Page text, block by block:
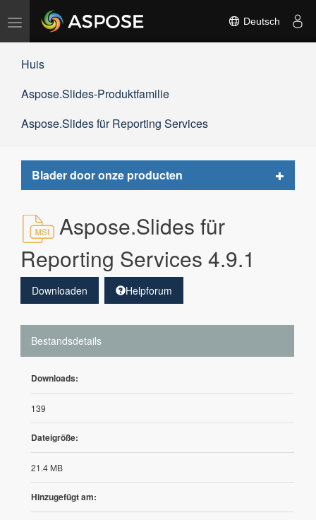
Navigation
umschalten
Deutsch
Huis
Aspose.Slides-Produktfamilie
Aspose.Slides für Reporting Services
Blader door onze producten
Toggle
Aspose.Slides für
Reporting Services 4.9.1
Downloaden Helpforum
Bestandsdetails
Downloads:
139
Dateigröße:
21.4 MB
Hinzugefügt am: